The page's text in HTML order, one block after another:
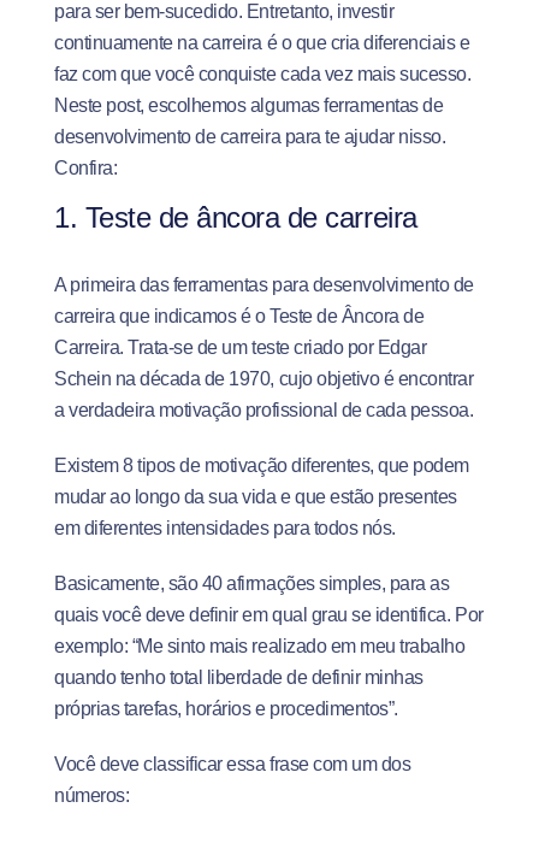
para ser bem-sucedido. Entretanto, investir
continuamente na carreira é o que cria diferenciais e
faz com que você conquiste cada vez mais sucesso.
Neste post, escolhemos algumas ferramentas de
desenvolvimento de carreira para te ajudar nisso.
Confira:
1. Teste de âncora de carreira
A primeira das ferramentas para desenvolvimento de
carreira que indicamos é o Teste de Âncora de
Carreira. Trata-se de um teste criado por Edgar
Schein na década de 1970, cujo objetivo é encontrar
a verdadeira motivação profissional de cada pessoa.
Existem 8 tipos de motivação diferentes, que podem
mudar ao longo da sua vida e que estão presentes
em diferentes intensidades para todos nós.
Basicamente, são 40 afirmações simples, para as
quais você deve definir em qual grau se identifica. Por
exemplo: “Me sinto mais realizado em meu trabalho
quando tenho total liberdade de definir minhas
próprias tarefas, horários e procedimentos”.
Você deve classificar essa frase com um dos
números: